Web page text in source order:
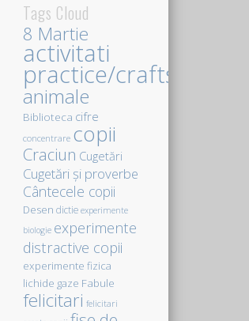
Tags Cloud
8 Martie
activitati
practice/crafts
animale
Biblioteca cifre
concentrare copii
Craciun Cugetări
Cugetări şi proverbe
Cântecele copii
Desen dictie experimente
biologie experimente
distractive copii
experimente fizica
lichide gaze Fabule
felicitari felicitari